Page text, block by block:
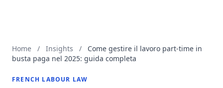
Home / Insights /
Come gestire il lavoro part-time in
busta paga nel 2025: guida completa
FRENCH LABOUR LAW